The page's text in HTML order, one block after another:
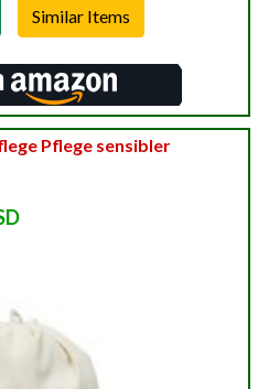
Pflege sensibler